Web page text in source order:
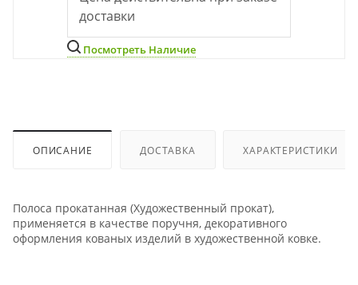
доставки
Посмотреть Наличие
ОПИСАНИЕ ДОСТАВКА ХАРАКТЕРИСТИКИ
Полоса прокатанная (Художественный прокат),
применяется в качестве поручня, декоративного
оформления кованых изделий в художественной ковке.